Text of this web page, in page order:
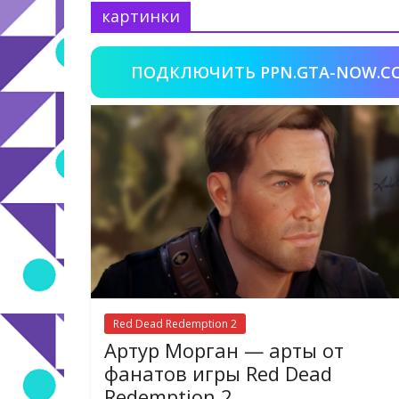
картинки
ПОДКЛЮЧИТЬ PPN.GTA-
Red Dead Redemption 2
Артур Морган — арты от
фанатов игры Red Dead